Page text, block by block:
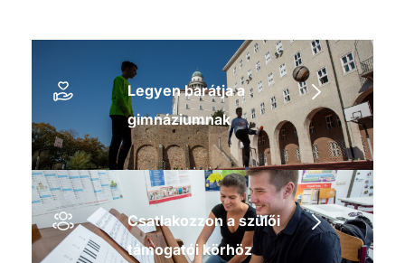
Legyen barátja a
gimnáziumnak
Csatlakozzon a szülői
támogatói körhöz